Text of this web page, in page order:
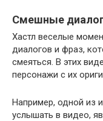
Смешные
Хастл веселые
диалогов и фраз,
смеяться. В этих
персонажи с их
Например, одной из
услышать в видео,